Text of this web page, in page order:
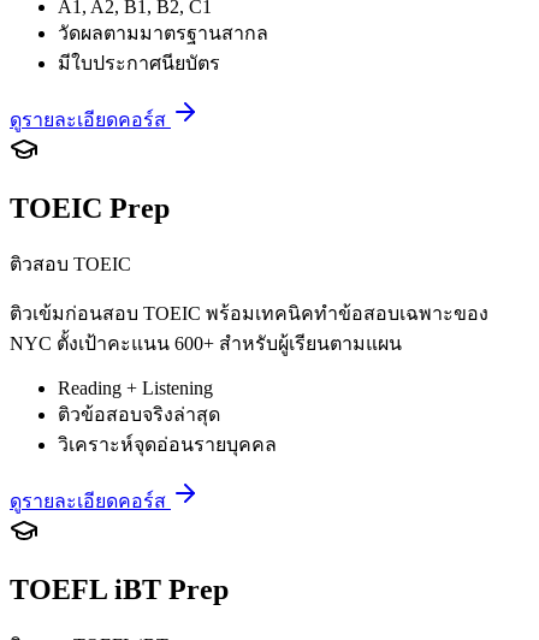
A1, A2, B1, B2, C1
วัดผลตามมาตรฐานสากล
มีใบประกาศนียบัตร
ดูรายละเอียดคอร์ส
TOEIC Prep
ติวสอบ TOEIC
ติวเข้มก่อนสอบ TOEIC พร้อมเทคนิคทำข้อสอบเฉพาะของ
NYC ตั้งเป้าคะแนน 600+ สำหรับผู้เรียนตามแผน
Reading + Listening
ติวข้อสอบจริงล่าสุด
วิเคราะห์จุดอ่อนรายบุคคล
ดูรายละเอียดคอร์ส
TOEFL iBT Prep